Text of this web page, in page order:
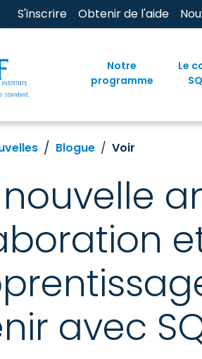
S'inscrire Obtenir de l'aide
Notre
programme
Le
Blogue Voir
avec